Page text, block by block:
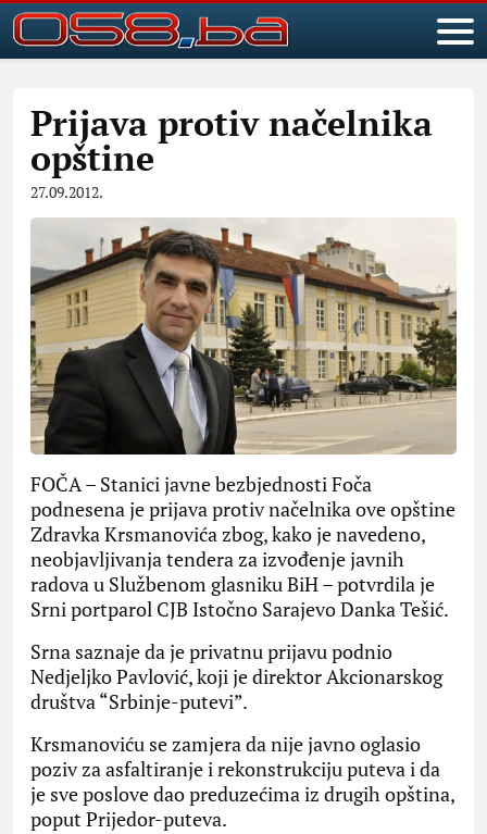
Prijava protiv načelnika
opštine
27.09.2012.
FOČA – Stanici javne bezbjednosti Foča
podnesena je prijava protiv načelnika ove opštine
Zdravka Krsmanovića zbog, kako je navedeno,
neobjavljivanja tendera za izvođenje javnih
radova u Službenom glasniku BiH – potvrdila je
Srni portparol CJB Istočno Sarajevo Danka Tešić.
Srna saznaje da je privatnu prijavu podnio
Nedjeljko Pavlović, koji je direktor Akcionarskog
društva “Srbinje-putevi”.
Krsmanoviću se zamjera da nije javno oglasio
poziv za asfaltiranje i rekonstrukciju puteva i da
je sve poslove dao preduzećima iz drugih opština,
poput Prijedor-puteva.